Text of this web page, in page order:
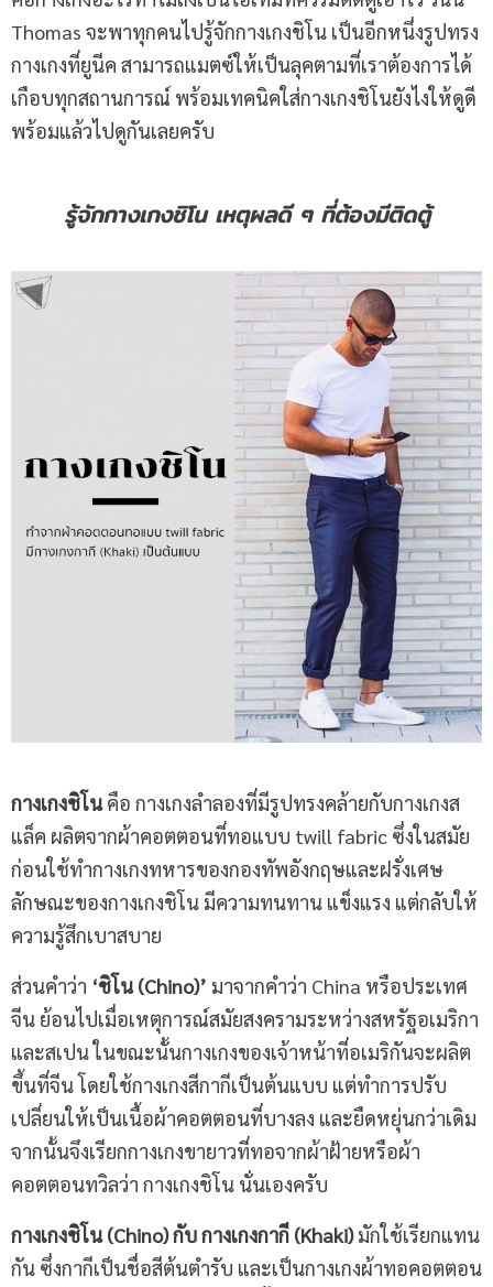
Thomas จะพาทุกคนไปรู้จักกางเกงชิโน เป็นอีกหนึ่งรูปทรง
กางเกงที่ยูนีค สามารถแมตซ์ให้เป็นลุคตามที่เราต้องการได้
เกือบทุกสถานการณ์ พร้อมเทคนิคใส่กางเกงชิโนยังไงให้ดูดี
พร้อมแล้วไปดูกันเลยครับ
รู้จักกางเกงชิโน เหตุผลดี ๆ ที่ต้องมีติดตู้
กางเกงชิโนคือ กางเกงลำลองที่มีรูปทรงคล้ายกับกางเกงส
แล็ค ผลิตจากผ้าคอตตอนที่ทอแบบ twill fabric ซึ่งในสมัย
ก่อนใช้ทำกางเกงทหารของกองทัพอังกฤษและฝรั่งเศษ
ลักษณะของกางเกงชิโน มีความทนทาน แข็งแรง แต่กลับให้
ความรู้สึกเบาสบาย
ส่วนคำว่า ‘ชิโน (Chino)’ มาจากคำว่า China หรือประเทศ
จีน ย้อนไปเมื่อเหตุการณ์สมัยสงครามระหว่างสหรัฐอเมริกา
และสเปน ในขณะนั้นกางเกงของเจ้าหน้าที่อเมริกันจะผลิต
ขึ้นที่จีน โดยใช้กางเกงสีกากีเป็นต้นแบบ แต่ทำการปรับ
เปลี่ยนให้เป็นเนื้อผ้าคอตตอนที่บางลง และยืดหยุ่นกว่าเดิม
จากนั้นจึงเรียกกางเกงขายาวที่ทอจากผ้าฝ้ายหรือผ้า
คอตตอนทวิลว่า กางเกงชิโน นั่นเองครับ
กางเกงชิโน (Chino) กับ กางเกงกากี (Khaki)มักใช้เรียกแทน
กัน ซึ่งกากีเป็นชื่อสีต้นตำรับ และเป็นกางเกงผ้าทอคอตตอน